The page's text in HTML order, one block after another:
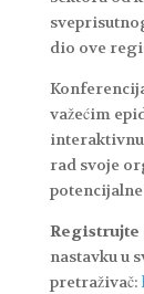
dio ove
važećim
rad svoje
Registrujte
nastavku u
pretraživač: